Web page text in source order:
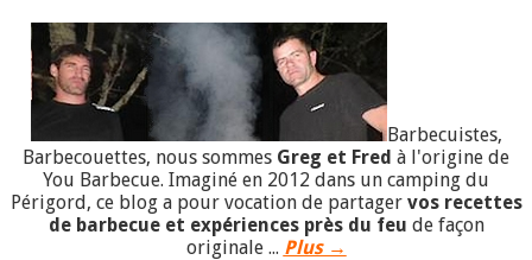
Barbecuistes,
Barbecouettes, nous sommes Greg et Fred à l'origine de
You Barbecue. Imaginé en 2012 dans un camping du
Périgord, ce blog a pour vocation de partager vos recettes
de barbecue et expériences près du feu de façon
originale ... Plus →